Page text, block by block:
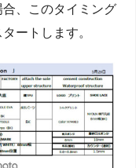
、このタイミング
ートします。